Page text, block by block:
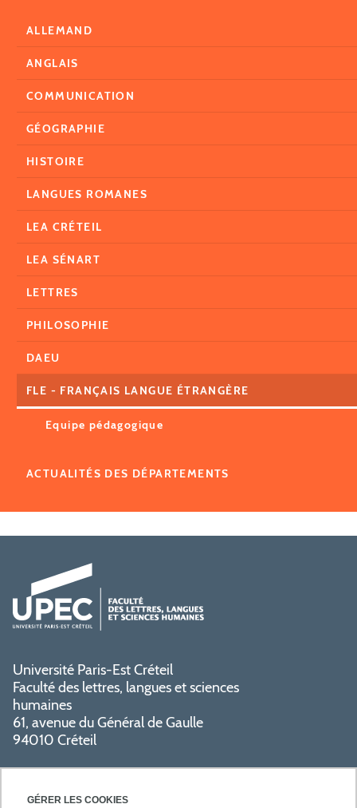
GÉRER LES COOKIES
ALLEMAND
ANGLAIS
COMMUNICATION
GÉOGRAPHIE
HISTOIRE
LANGUES ROMANES
LEA CRÉTEIL
LEA SÉNART
LETTRES
PHILOSOPHIE
DAEU
FLE - FRANÇAIS LANGUE ÉTRANGÈRE
Equipe pédagogique
ACTUALITÉS DES DÉPARTEMENTS
Université Paris-Est Créteil
Faculté des lettres, langues et sciences
humaines
61, avenue du Général de Gaulle
94010 Créteil